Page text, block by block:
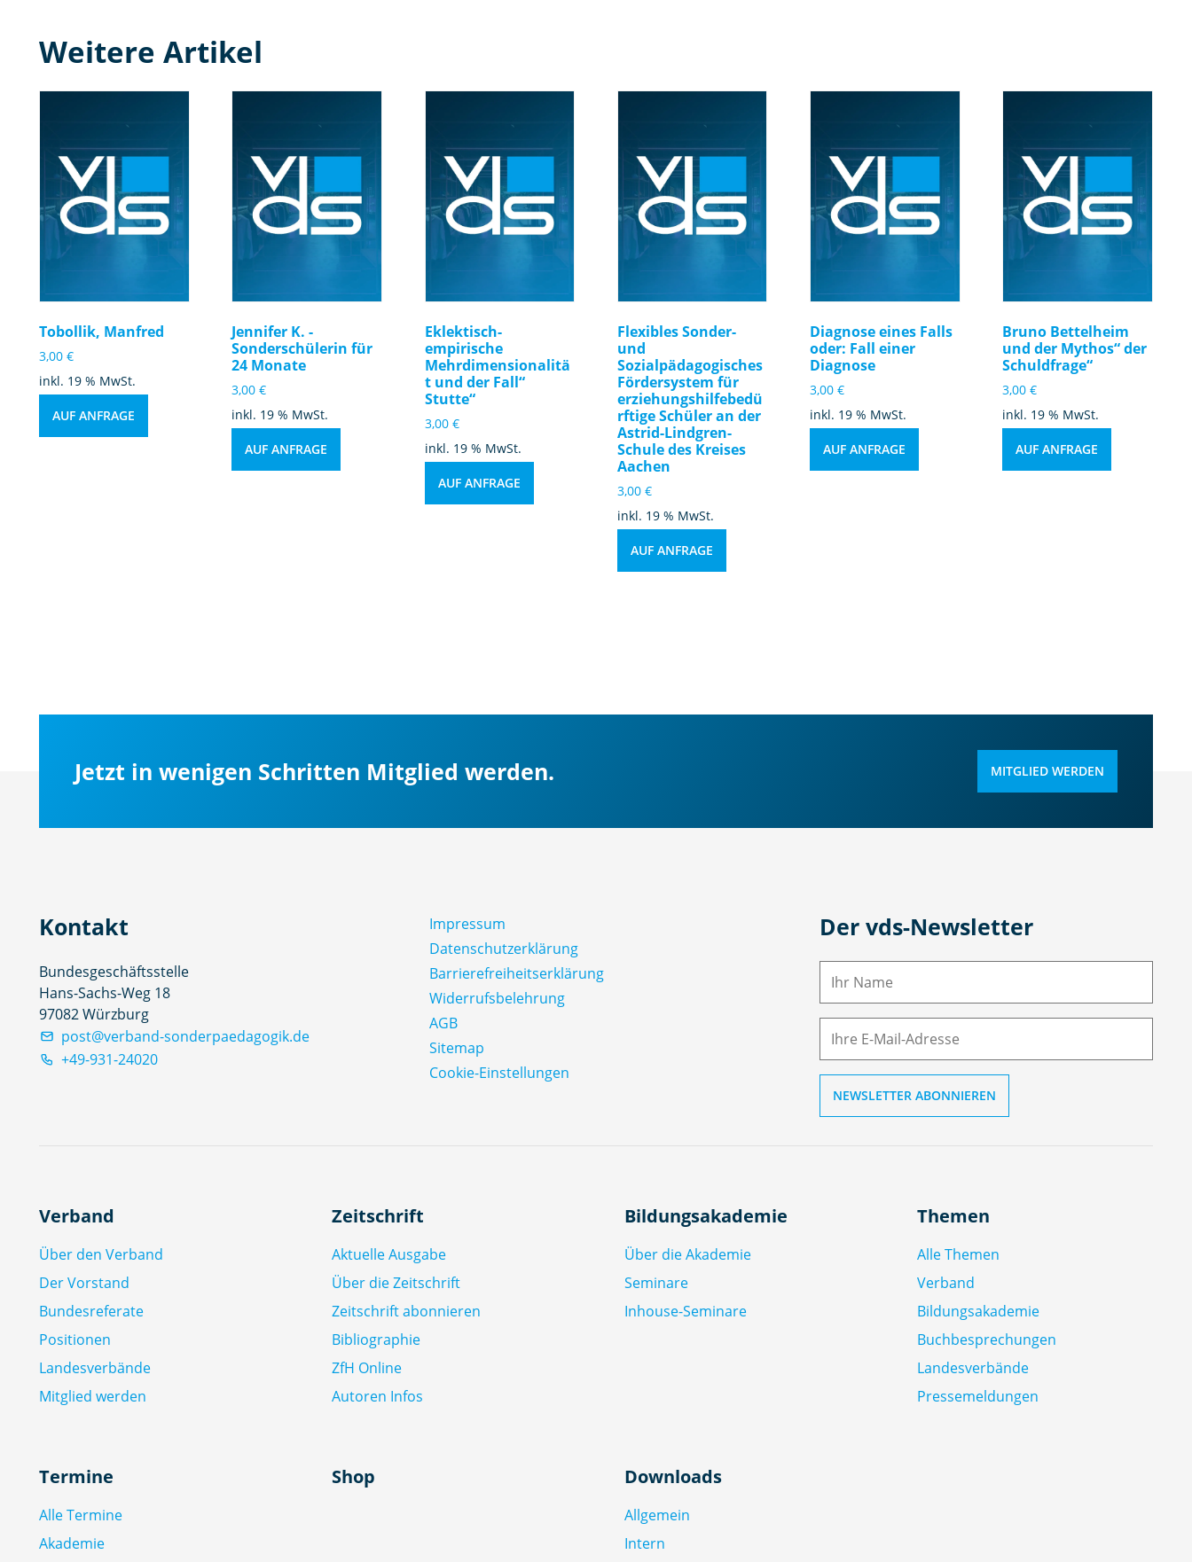
Weitere Artikel
Tobollik, Manfred
3,00 €
inkl. 19 % MwSt.
AUF ANFRAGE
Jennifer K. -
Sonderschülerin für
24 Monate
3,00€
inkl. 19 % MwSt.
AUF ANFRAGE
Eklektisch-
empirische
Mehrdimensionalitä
t und der Fall“
Stutte“
3,00 €
inkl. 19 % MwSt.
AUF ANFRAGE
Flexibles Sonder-
und
Sozialpädagogisches
Fördersystem für
erziehungshilfebedü
rftige Schüler an der
Astrid-Lindgren-
Schule des Kreises
Aachen
3,00 €
inkl. 19 % MwSt.
AUF ANFRAGE
Diagnose eines Falls
oder: Fall einer
Diagnose
3,00€
inkl. 19 % MwSt.
AUF ANFRAGE
Bruno Bettelheim
und der Mythos“ der
Schuldfrage“
3,00€
inkl. 19 % MwSt.
AUF ANFRAGE
Jetzt in wenigen Schritten Mitglied werden. MITGLIED WERDEN
Kontakt
Bundesgeschäftsstelle
Hans-Sachs-Weg 18
97082 Würzburg
post@verband-sonderpaedagogik.de
+49-931-24020
Impressum
Datenschutz­erklärung
Barrierefreiheitserklärung
Widerrufsbelehrung
AGB
Sitemap
Cookie-Einstellungen
Der vds-Newsletter
N
M
Verband
Über den Verband
Der Vorstand
Bundesreferate
Positionen
Landesverbände
Mitglied werden
Zeitschrift
Aktuelle Ausgabe
Über die Zeitschrift
Zeitschrift abonnieren
Bibliographie
ZfH Online
Autoren Infos
Bildungsakademie
Über die Akademie
Seminare
Inhouse-Seminare
Themen
Alle Themen
Verband
Bildungsakademie
Buchbesprechungen
Landesverbände
Pressemeldungen
Termine
Alle Termine
Akademie
Shop Downloads
Allgemein
Intern